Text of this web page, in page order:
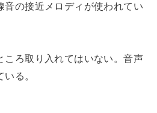
音の接近メロディが使われてい
ころ取り入れてはいない。音声
る。